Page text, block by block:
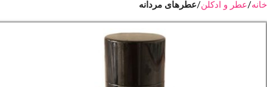
خانه عطر و ادکلن عطرهای مردانه